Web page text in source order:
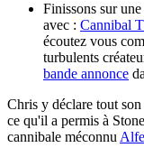
Finissons sur
avec : Cannibal
écoutez vous
turbulents
bande annonce
Chris y déclare tout
ce qu'il a permis à
cannibale méconnu